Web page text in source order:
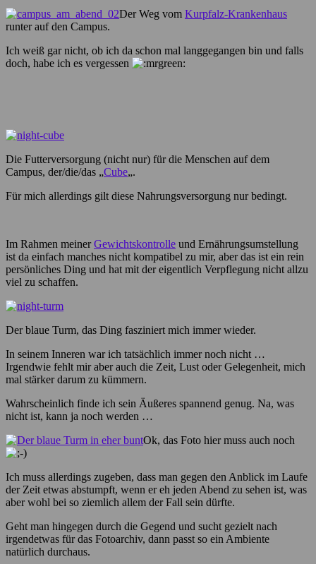
Der Weg vom Kurpfalz-Krankenhaus
runter auf den Campus.
Ich weiß gar nicht, ob ich da schon mal langgegangen bin und falls
doch, habe ich es vergessen
Die Futterversorgung (nicht nur) für die Menschen auf dem
Campus, der/die/das „Cube„.
Für mich allerdings gilt diese Nahrungsversorgung nur bedingt.
Im Rahmen meinerGewichtskontrolle und Ernährungsumstellung
ist da einfach manches nicht kompatibel zu mir, aber das ist ein rein
persönliches Ding und hat mit der eigentlich Verpflegung nicht allzu
viel zu schaffen.
Der blaue Turm, das Ding fasziniert mich immer wieder.
In seinem Inneren war ich tatsächlich immer noch nicht …
Irgendwie fehlt mir aber auch die Zeit, Lust oder Gelegenheit, mich
mal stärker darum zu kümmern.
Wahrscheinlich finde ich sein Äußeres spannend genug. Na, was
nicht ist, kann ja noch werden …
Ok, das Foto hier muss auch noch
Ich muss allerdings zugeben, dass man gegen den Anblick im Laufe
der Zeit etwas abstumpft, wenn er eh jeden Abend zu sehen ist, was
aber wohl bei so ziemlich allem der Fall sein dürfte.
Geht man hingegen durch die Gegend und sucht gezielt nach
irgendetwas für das Fotoarchiv, dann passt so ein Ambiente
natürlich durchaus.